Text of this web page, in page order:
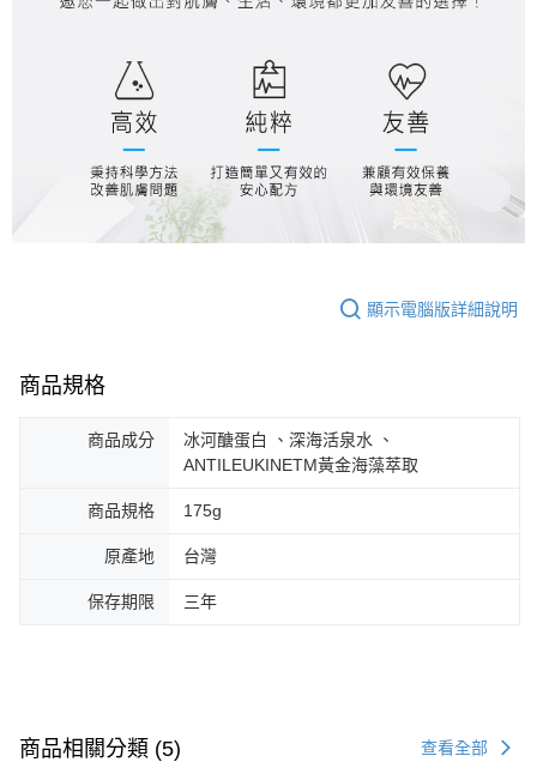
顯示電腦版詳細說明
商品規格
商品成分
冰河醣蛋白 、深海活泉水 、
ANTILEUKINETM黃金海藻萃取
商品規格 175g
原產地 台灣
保存期限 三年
商品相關分類 (5) 查看全部